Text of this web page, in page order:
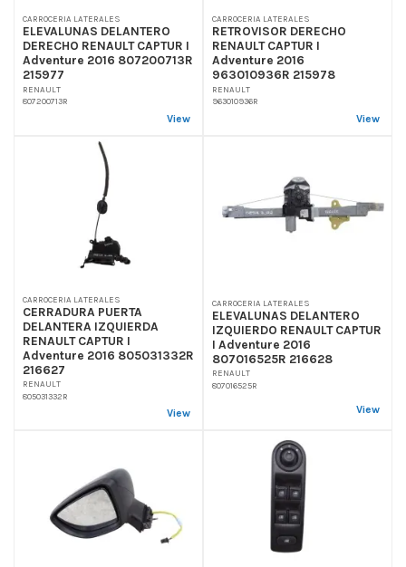
CARROCERIA LATERALES
ELEVALUNAS DELANTERO
DERECHO RENAULT CAPTUR I
Adventure 2016 807200713R
215977
RENAULT
807200713R
View
CARROCERIA LATERALES
RETROVISOR DERECHO
RENAULT CAPTUR I
Adventure 2016
963010936R 215978
RENAULT
963010936R
View
CARROCERIA LATERALES
CERRADURA PUERTA
DELANTERA IZQUIERDA
RENAULT CAPTUR I
Adventure 2016 805031332R
216627
RENAULT
805031332R
View
CARROCERIA LATERALES
ELEVALUNAS DELANTERO
IZQUIERDO RENAULT CAPTUR
I Adventure 2016
807016525R 216628
RENAULT
807016525R
View